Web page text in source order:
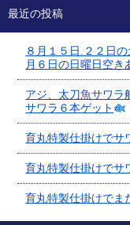
最近の投稿
８月１５日.２２日
月６日の日曜日空き
アジ、太刀魚サワラ
サワラ６本ゲット
育丸特製仕掛けでサ
育丸特製仕掛けでサ
育丸特製仕掛けでま